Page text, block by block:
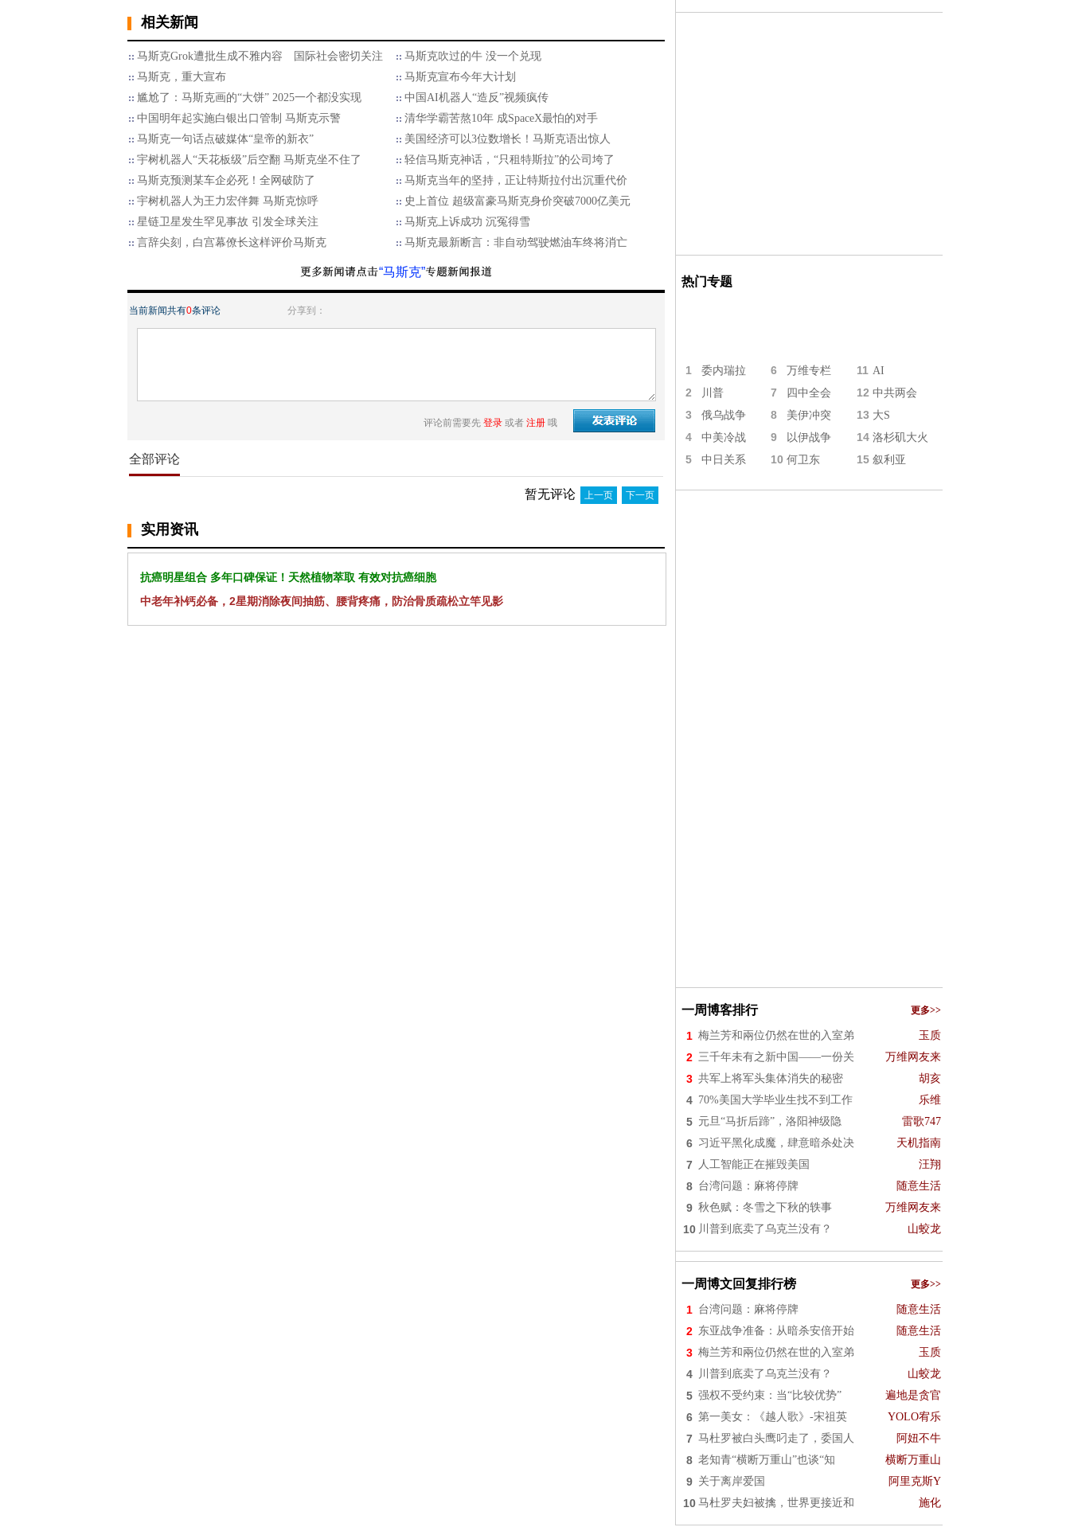
相关新闻
马斯克Grok遭批生成不雅内容 国际社会密切关注
马斯克吹过的牛 没一个兑现
马斯克，重大宣布
马斯克宣布今年大计划
尴尬了：马斯克画的“大饼” 2025一个都没实现
中国AI机器人“造反”视频疯传
中国明年起实施白银出口管制 马斯克示警
清华学霸苦熬10年 成SpaceX最怕的对手
马斯克一句话点破媒体“皇帝的新衣”
美国经济可以3位数增长！马斯克语出惊人
宇树机器人“天花板级”后空翻 马斯克坐不住了
轻信马斯克神话，“只租特斯拉”的公司垮了
马斯克预测某车企必死！全网破防了
马斯克当年的坚持，正让特斯拉付出沉重代价
宇树机器人为王力宏伴舞 马斯克惊呼
史上首位 超级富豪马斯克身价突破7000亿美元
星链卫星发生罕见事故 引发全球关注
马斯克上诉成功 沉冤得雪
言辞尖刻，白宫幕僚长这样评价马斯克
马斯克最新断言：非自动驾驶燃油车终将消亡
“马斯克”
当前新闻共有0条评论 分享到：
评论前需要先 登录 或者 注册 哦
全部评论
暂无评论 上一页 下一页
实用资讯
抗癌明星组合 多年口碑保证！天然植物萃取 有效对抗癌细胞
中老年补钙必备，2星期消除夜间抽筋、腰背疼痛，防治骨质疏松立竿见影
热门专题
1 委内瑞拉 6 万维专栏 11 AI
2 川普 7 四中全会 12 中共两会
3 俄乌战争 8 美伊冲突 13 大S
4 中美冷战 9 以伊战争 14 洛杉矶大火
5 中日关系 10 何卫东 15 叙利亚
一周博客排行 更多>>
1 梅兰芳和兩位仍然在世的入室弟 玉质
2 三千年未有之新中国——一份关 万维网友来
3 共军上将军头集体消失的秘密 胡亥
4 70%美国大学毕业生找不到工作 乐维
5 元旦“马折后蹄”，洛阳神级隐 雷歌747
6 习近平黑化成魔，肆意暗杀处决 天机指南
7 人工智能正在摧毁美国 汪翔
8 台湾问题：麻将停牌 随意生活
9 秋色赋：冬雪之下秋的轶事 万维网友来
10 川普到底卖了乌克兰没有？ 山蛟龙
一周博文回复排行榜 更多>>
1 台湾问题：麻将停牌 随意生活
2 东亚战争准备：从暗杀安倍开始 随意生活
3 梅兰芳和兩位仍然在世的入室弟 玉质
4 川普到底卖了乌克兰没有？ 山蛟龙
5 强权不受约束：当“比较优势” 遍地是贪官
6 第一美女：《越人歌》-宋祖英 YOLO宥乐
7 马杜罗被白头鹰叼走了，委国人 阿妞不牛
8 老知青“横断万重山”也谈“知 横断万重山
9 关于离岸爱国 阿里克斯Y
10 马杜罗夫妇被擒，世界更接近和 施化